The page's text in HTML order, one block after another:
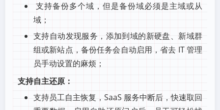
支持备份多个域，但是备份域必须是主域或从
域；
支持自动发现服务，添加到域的新硬盘、新域群
组或新站点，备份任务会自动启用，省去 IT 管理
员手动设置的麻烦；
支持自主还原：
支持员工自主恢复，SaaS 服务中断后，快速取回